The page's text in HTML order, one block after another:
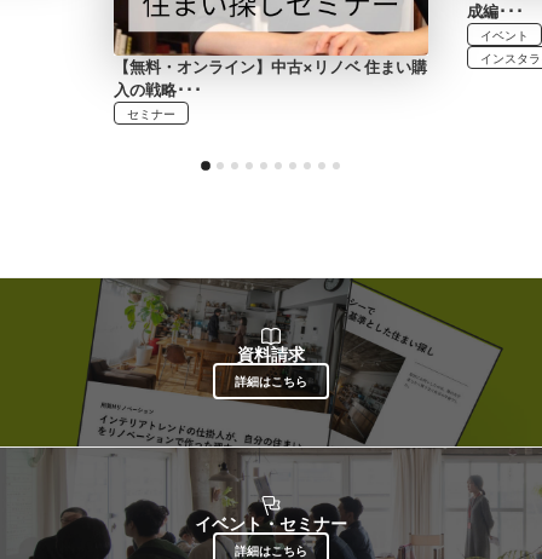
【無料・オンライン】中古×リノベ 住まい購
入の戦略･･･
セミナー
成編･･･
イベント
インスタ
資料請求
詳細はこちら
イベント・セミナー
詳細はこちら